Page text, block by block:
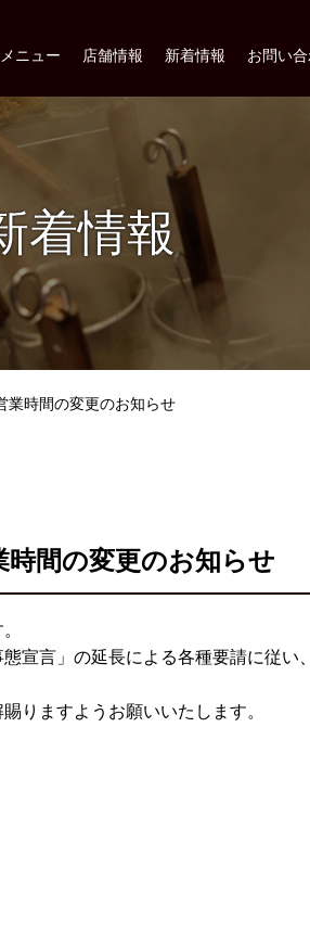
メニュー 店舗情報 新着情報 お問い
着情報
業時間の変更のお知らせ
間の変更のお知らせ
宣言」の延長による各種要請に従
りますようお願いいたします。